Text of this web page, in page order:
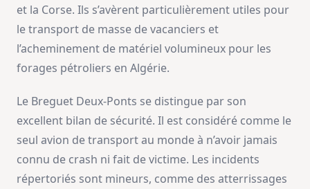
et la Corse. Ils s’avèrent particulièrement utiles pour
le transport de masse de vacanciers et
l’acheminement de matériel volumineux pour les
forages pétroliers en Algérie.
Le Breguet Deux-Ponts se distingue par son
excellent bilan de sécurité. Il est considéré comme le
seul avion de transport au monde à n’avoir jamais
connu de crash ni fait de victime. Les incidents
répertoriés sont mineurs, comme des atterrissages